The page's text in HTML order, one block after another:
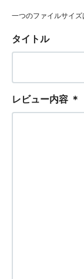
一つのファイルサイズ
タイトル
レビュー内容 ＊